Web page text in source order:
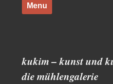
Menu
kukim – kunst und
die mühlengalerie